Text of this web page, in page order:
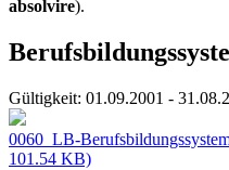
absolvire).
Gültigkeit: 01.09.2001 -
0060_LB-
101.54 KB)